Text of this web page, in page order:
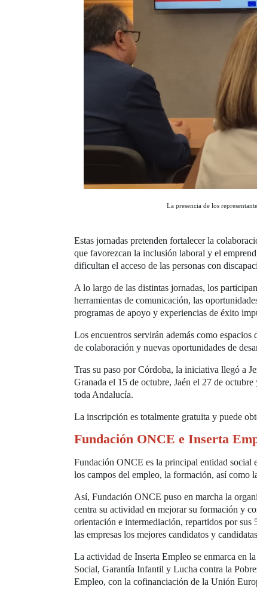
La presencia de los
Estas jornadas pretenden fortalecer la
que favorezcan la inclusión laboral y el
dificultan el acceso de las personas con
A lo largo de las distintas jornadas, los
herramientas de comunicación, las
programas de apoyo y experiencias de éxito
Los encuentros servirán además como
de colaboración y nuevas oportunidades de
Tras su paso por Córdoba, la iniciativa llegó a
Granada el 15 de octubre, Jaén el 27 de
toda Andalucía.
La inscripción es totalmente gratuita y puede
Fundación ONCE e Inserta
Fundación ONCE es la principal entidad social
los campos del empleo, la formación, así como
Así, Fundación ONCE puso en marcha la
centra su actividad en mejorar su formación y
orientación e intermediación, repartidos por sus
las empresas los mejores candidatos y
La actividad de Inserta Empleo se enmarca en
Social, Garantía Infantil y Lucha contra la
Empleo, con la cofinanciación de la Unión